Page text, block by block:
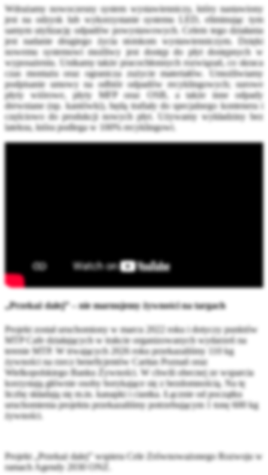
Wdrażamy nowoczesny system wystawienniczy, który nastawiony
jest na odzysk lub wykorzystanie systemu LED, eliminując tym
samym utylizację odpadów powystawowych. Celem tego działania
jest nadanie drugiego życia stoiskom wystawienniczym. Dzięki
nowemu systemowi możliwy jest dostęp do płyt dostępnych w
wyposażeniu. Unikamy także pracochłonnych rozwiązań, co skraca
czas montażu oraz ogranicza zużycie materiałów. Umożliwiamy
podpisanie umowy na odbiór odpadów recyklingowych; surowe
płyty wiórowe, płyty MFP oraz OSB, a także inne odpady
drewniane (np. kantówki), będą trafiały do specjalnego kontenera i
częściowo do produkcji nowych płyt. Używamy wykładziny bez
lateksu, która podlega w 100% recyklingowi.
„Przekaż dalej” – nie marnujemy żywności na targach
Projekt został uruchomiony w marcu 2022 roku i dotyczy punktów
MTP Cafe działających w trakcie organizowanych wydarzeń na
terenie MTP. W trwających 2026 roku przekazaliśmy 110 kg
żywności na rzecz beneficjentów Caritas Poznań oraz
Wielkopolskiego Banku Żywności. W chwili obecnej ze wsparcia
korzystają głównie osoby borykające się z bezdomnością. Na tę
liczbę składają się m.in. kanapki i ciastka. Łącznie od początku
uruchomienia projektu przekazaliśmy potrzebującym 1 tonę 600 kg
żywności.
Projekt „Przekaż dalej” wspiera Cele Zrównoważonego Rozwoju w
ramach Agendy 2030 ONZ.